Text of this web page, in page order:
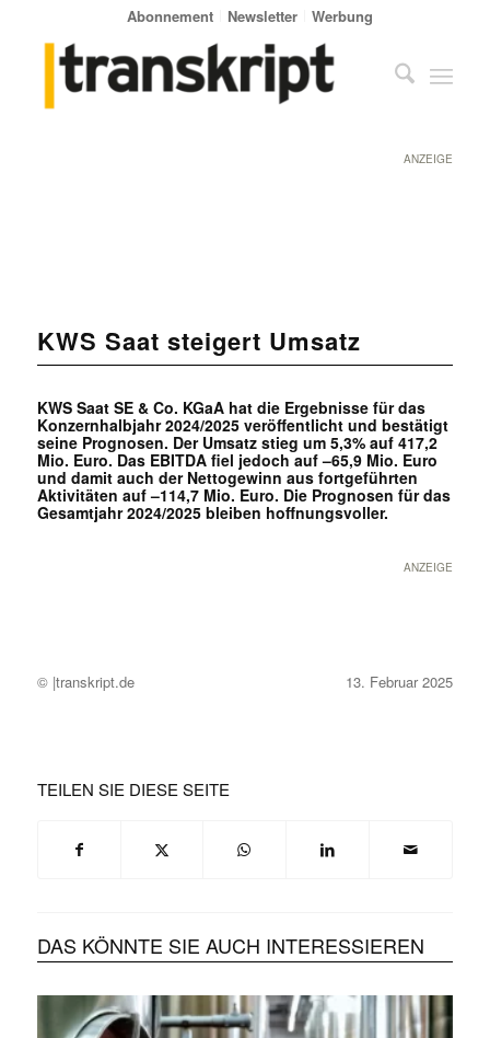
Abonnement Newsletter Werbung
ANZEIGE
KWS Saat steigert Umsatz
KWS Saat SE & Co. KGaA hat die Ergebnisse für das
Konzernhalbjahr 2024/2025 veröffentlicht und bestätigt
seine Prognosen. Der Umsatz stieg um 5,3% auf 417,2
Mio. Euro. Das EBITDA fiel jedoch auf –65,9 Mio. Euro
und damit auch der Nettogewinn aus fortgeführten
Aktivitäten auf –114,7 Mio. Euro. Die Prognosen für das
Gesamtjahr 2024/2025 bleiben hoffnungsvoller.
ANZEIGE
© |transkript.de 13. Februar 2025
TEILEN SIE DIESE SEITE
DAS KÖNNTE SIE AUCH INTERESSIEREN